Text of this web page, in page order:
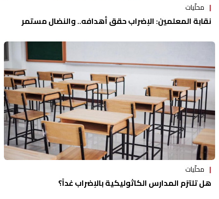
محلّيات
نقابة المعلمين: الإضراب حقق أهدافه.. والنضال مستمر
محلّيات
هل تلتزم المدارس الكاثوليكية بالإضراب غداً؟